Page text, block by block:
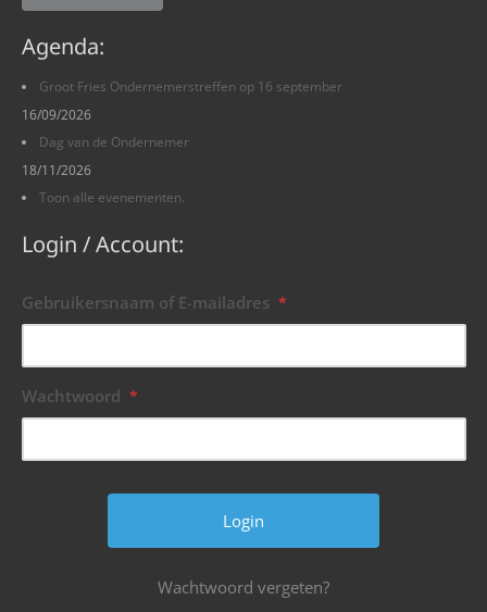
Agenda:
Groot Fries Ondernemerstreffen op 16 september
16/09/2026
Dag van de Ondernemer
18/11/2026
Toon alle evenementen.
Login / Account:
Gebruikersnaam of E-mailadres *
Wachtwoord *
Wachtwoord vergeten?